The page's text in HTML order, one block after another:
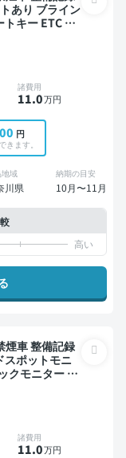
あり ブライン
キー ETC 電
諸費用
11.0万円
円
きます。
域
川県
納期の目安
10月〜11月
スポットモニ
クモニター 全
諸費用
11.0万円